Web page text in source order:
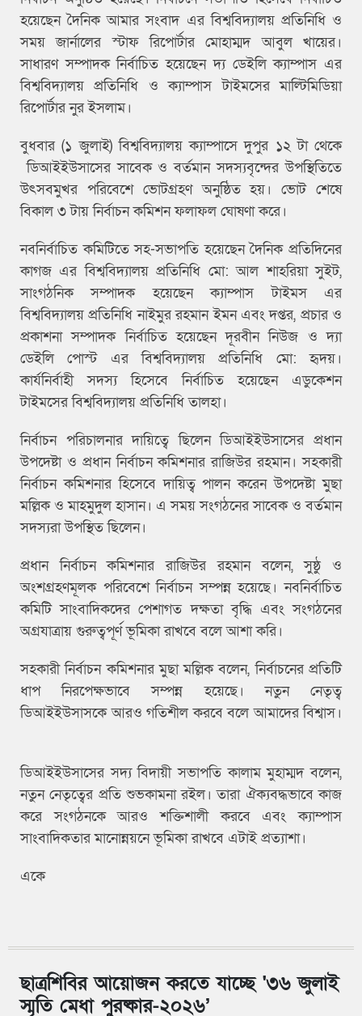
হয়েছেন দৈনিক আমার সংবাদ এর বিশ্ববিদ্যালয় প্রতিনিধি ও
সময় জার্নালের স্টাফ রিপোর্টার মোহাম্মদ আবুল খায়ের।
সাধারণ সম্পাদক নির্বাচিত হয়েছেন দ্য ডেইলি ক্যাম্পাস এর
বিশ্ববিদ্যালয় প্রতিনিধি ও ক্যাম্পাস টাইমসের মাল্টিমিডিয়া
রিপোর্টার নুর ইসলাম।
বুধবার (১ জুলাই) বিশ্ববিদ্যালয় ক্যাম্পাসে দুপুর ১২ টা থেকে
ডিআইইউসাসের সাবেক ও বর্তমান সদস্যবৃন্দের উপস্থিতিতে
উৎসবমুখর পরিবেশে ভোটগ্রহণ অনুষ্ঠিত হয়। ভোট শেষে
বিকাল ৩ টায় নির্বাচন কমিশন ফলাফল ঘোষণা করে।
নবনির্বাচিত কমিটিতে সহ-সভাপতি হয়েছেন দৈনিক প্রতিদিনের
কাগজ এর বিশ্ববিদ্যালয় প্রতিনিধি মো: আল শাহরিয়া সুইট,
সাংগঠনিক সম্পাদক হয়েছেন ক্যাম্পাস টাইমস এর
বিশ্ববিদ্যালয় প্রতিনিধি নাইমুর রহমান ইমন এবং দপ্তর, প্রচার ও
প্রকাশনা সম্পাদক নির্বাচিত হয়েছেন দূরবীন নিউজ ও দ্যা
ডেইলি পোস্ট এর বিশ্ববিদ্যালয় প্রতিনিধি মো: হৃদয়।
কার্যনির্বাহী সদস্য হিসেবে নির্বাচিত হয়েছেন এডুকেশন
টাইমসের বিশ্ববিদ্যালয় প্রতিনিধি তালহা।
নির্বাচন পরিচালনার দায়িত্বে ছিলেন ডিআইইউসাসের প্রধান
উপদেষ্টা ও প্রধান নির্বাচন কমিশনার রাজিউর রহমান। সহকারী
নির্বাচন কমিশনার হিসেবে দায়িত্ব পালন করেন উপদেষ্টা মুছা
মল্লিক ও মাহমুদুল হাসান। এ সময় সংগঠনের সাবেক ও বর্তমান
সদস্যরা উপস্থিত ছিলেন।
প্রধান নির্বাচন কমিশনার রাজিউর রহমান বলেন, সুষ্ঠু ও
অংশগ্রহণমূলক পরিবেশে নির্বাচন সম্পন্ন হয়েছে। নবনির্বাচিত
কমিটি সাংবাদিকদের পেশাগত দক্ষতা বৃদ্ধি এবং সংগঠনের
অগ্রযাত্রায় গুরুত্বপূর্ণ ভূমিকা রাখবে বলে আশা করি।
সহকারী নির্বাচন কমিশনার মুছা মল্লিক বলেন, নির্বাচনের প্রতিটি
ধাপ নিরপেক্ষভাবে সম্পন্ন হয়েছে। নতুন নেতৃত্ব
ডিআইইউসাসকে আরও গতিশীল করবে বলে আমাদের বিশ্বাস।
ডিআইইউসাসের সদ্য বিদায়ী সভাপতি কালাম মুহাম্মদ বলেন,
নতুন নেতৃত্বের প্রতি শুভকামনা রইল। তারা ঐক্যবদ্ধভাবে কাজ
করে সংগঠনকে আরও শক্তিশালী করবে এবং ক্যাম্পাস
সাংবাদিকতার মানোন্নয়নে ভূমিকা রাখবে এটাই প্রত্যাশা।
একে
ছাত্রশিবির আয়োজন করতে যাচ্ছে '৩৬ জুলাই
স্মৃতি মেধা পুরষ্কার-২০২৬’